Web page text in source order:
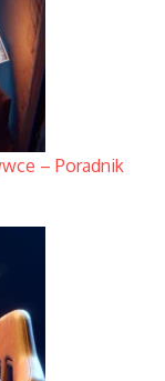
– Poradnik